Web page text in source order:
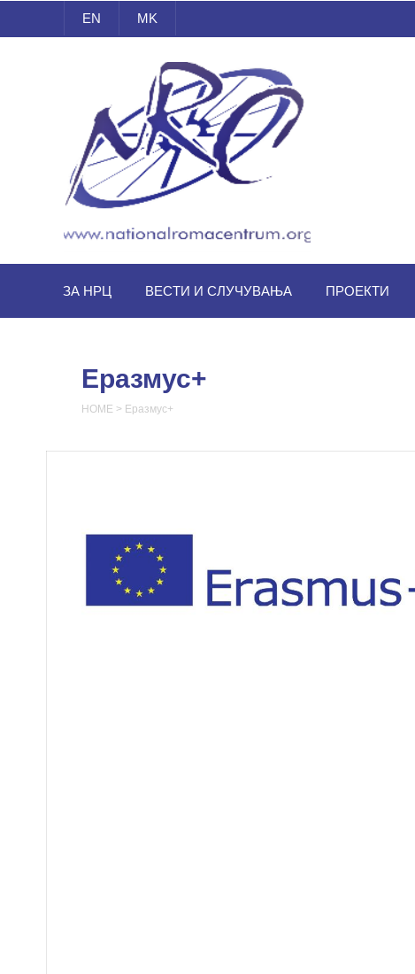
EN MK
ЗА НРЦ ВЕСТИ И СЛУЧУВАЊА ПРОЕКТИ
Еразмус+
HOME > Еразмус+